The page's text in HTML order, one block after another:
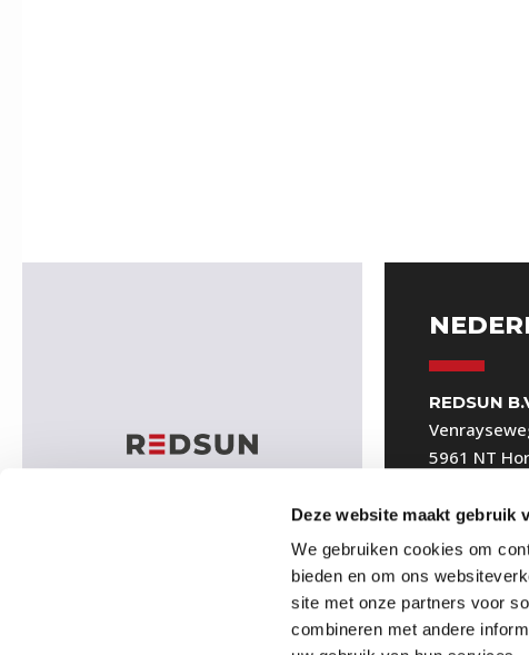
Deze website maakt gebruik
We gebruiken cookies om
bieden en om ons
site met onze partners voor
combineren met andere
REDSUN
5961 NT
0049-2832